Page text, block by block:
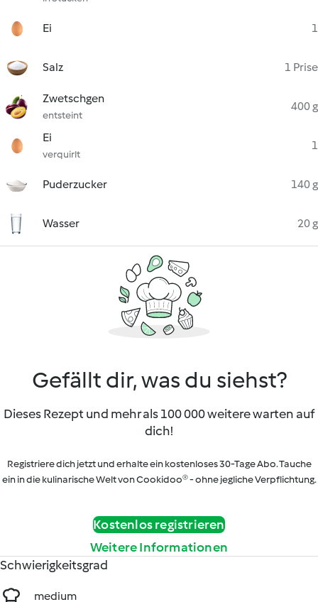
Ei 1
Salz 1 Prise
Zwetschgen
entsteint
400 g
Ei
verquirlt
1
Puderzucker 140 g
Wasser 20 g
Gefällt dir, was du siehst?
Dieses Rezept und mehr als 100 000 weitere warten auf
dich!
Registriere dich jetzt und erhalte ein kostenloses 30-Tage Abo. Tauche
ein in die kulinarische Welt von Cookidoo® - ohne jegliche Verpflichtung.
Kostenlos registrieren
Weitere Informationen
Schwierigkeitsgrad
medium